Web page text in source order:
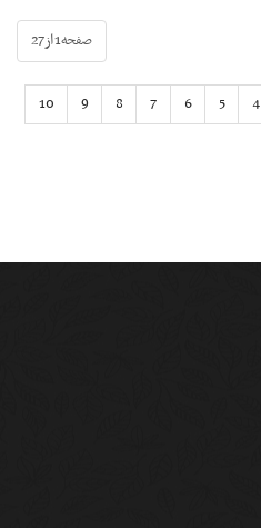
صفحه1 از27
4
5
6
7
8
9
10